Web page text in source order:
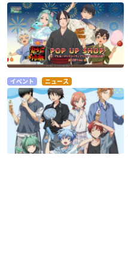
イベント ニュース